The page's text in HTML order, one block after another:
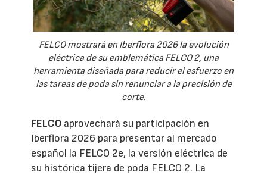
FELCO mostrará en Iberflora 2026 la evolución
eléctrica de su emblemática FELCO 2, una
herramienta diseñada para reducir el esfuerzo en
las tareas de poda sin renunciar a la precisión de
corte.
FELCO aprovechará su participación en
Iberflora 2026 para presentar al mercado
español la FELCO 2e, la versión eléctrica de
su histórica tijera de poda FELCO 2. La